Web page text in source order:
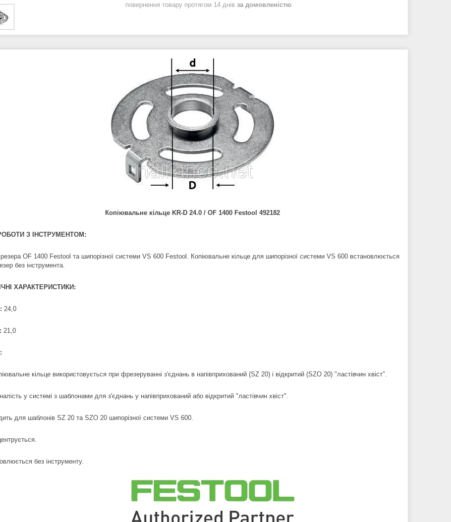
повернення товару протягом 14 днів за домовленістю
Копіювальне кільце KR-D 24.0 / OF 1400 Festool 492182
З ІНСТРУМЕНТОМ:
OF 1400 Festool та шипорізної системи VS 600 Festool. Копіювальне кільце для шипорізної системи VS 600 встановлюється
без інструмента.
ХАРАКТЕРИСТИКИ:
24,0
21,0
кільце використовується при фрезеруванні з'єднань в напівприхований (SZ 20) і відкритий (SZO 20) "ластівчин хвіст".
у системі з шаблонами для з'єднань у напівприхований або відкритий "ластівчин хвіст".
для шаблонів SZ 20 та SZO 20 шипорізної системи VS 600.
без інструменту.